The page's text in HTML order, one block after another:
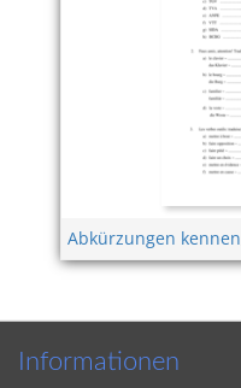
Abkürzungen kennen
Informationen